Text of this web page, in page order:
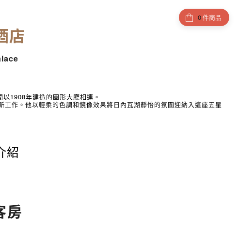
件商品
店
1908年建造的圓形大廳相連。
作。他以輕柔的色調和鏡像效果將日內瓦湖靜怡的氛圍迎納入這座五星
紹
房